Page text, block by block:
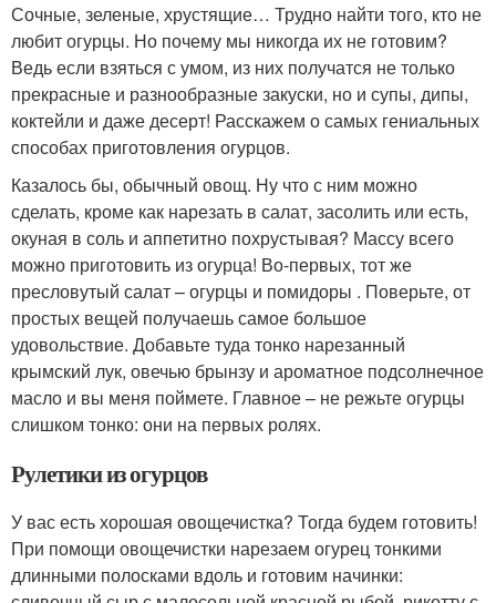
Сочные, зеленые, хрустящие… Трудно найти того, кто не
любит огурцы. Но почему мы никогда их не готовим?
Ведь если взяться с умом, из них получатся не только
прекрасные и разнообразные закуски, но и супы, дипы,
коктейли и даже десерт! Расскажем о самых гениальных
способах приготовления огурцов.
Казалось бы, обычный овощ. Ну что с ним можно
сделать, кроме как нарезать в салат, засолить или есть,
окуная в соль и аппетитно похрустывая? Массу всего
можно приготовить из огурца! Во-первых, тот же
пресловутый салат – огурцы и помидоры . Поверьте, от
простых вещей получаешь самое большое
удовольствие. Добавьте туда тонко нарезанный
крымский лук, овечью брынзу и ароматное подсолнечное
масло и вы меня поймете. Главное – не режьте огурцы
слишком тонко: они на первых ролях.
Рулетики из огурцов
У вас есть хорошая овощечистка? Тогда будем готовить!
При помощи овощечистки нарезаем огурец тонкими
длинными полосками вдоль и готовим начинки: